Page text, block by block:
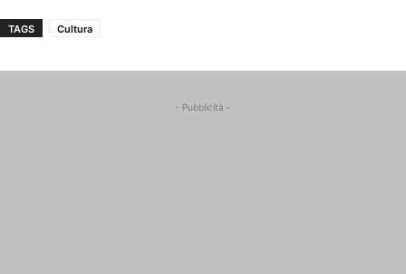
TAGS Cultura
- Pubblicità -